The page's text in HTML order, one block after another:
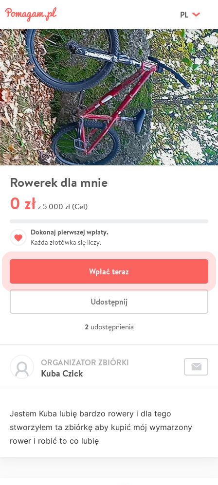
PL
Rowerek dla mnie
0 zł z 5 000 zł (Cel)
Dokonaj pierwszej wpłaty.
Każda złotówka się liczy.
Wpłać teraz
Udostępnij
2 udostępnienia
Kuba Czick
ORGANIZATOR ZBIÓRKI
Jestem Kuba lubię bardzo rowery i dla tego
stworzyłem ta zbiórkę aby kupić mój wymarzony
rower i robić to co lubię